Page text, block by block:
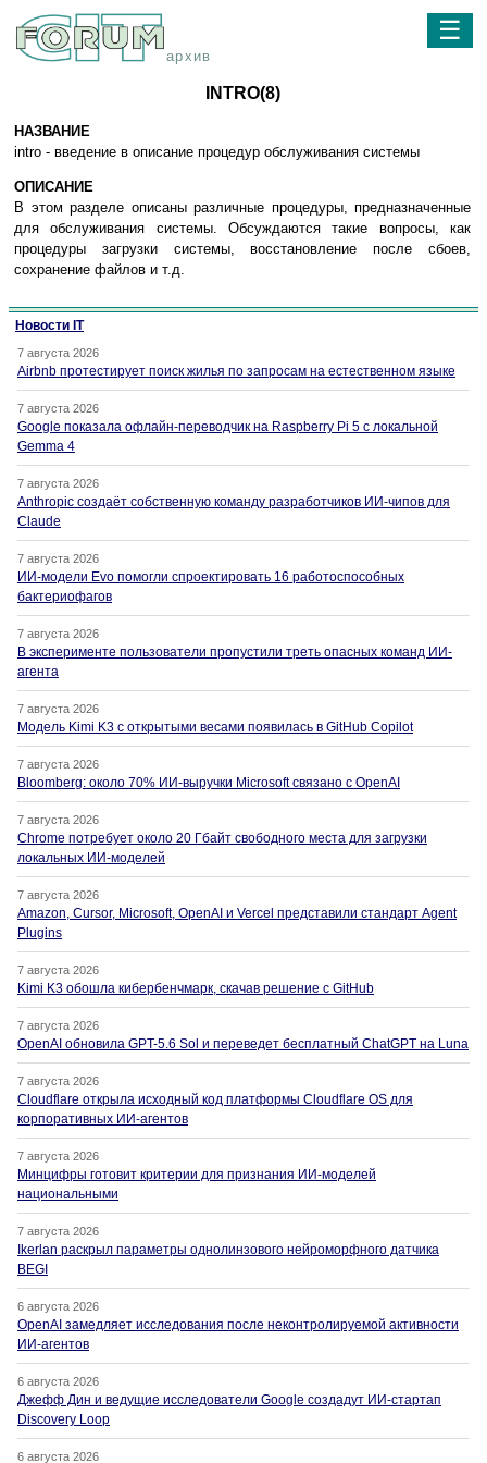
архив
☰
INTRO(8)
НАЗВАНИЕ
intro - введение в описание процедур обслуживания системы
ОПИСАНИЕ
В этом разделе описаны различные процедуры, предназначенные
для обслуживания системы. Обсуждаются такие вопросы, как
процедуры загрузки системы, восстановление после сбоев,
сохранение файлов и т.д.
Новости IT
7 августа 2026
Airbnb протестирует поиск жилья по запросам на естественном языке
7 августа 2026
Google показала офлайн-переводчик на Raspberry Pi 5 с локальной
Gemma 4
7 августа 2026
Anthropic создаёт собственную команду разработчиков ИИ-чипов для
Claude
7 августа 2026
ИИ-модели Evo помогли спроектировать 16 работоспособных
бактериофагов
7 августа 2026
В эксперименте пользователи пропустили треть опасных команд ИИ-
агента
7 августа 2026
Модель Kimi K3 с открытыми весами появилась в GitHub Copilot
7 августа 2026
Bloomberg: около 70% ИИ-выручки Microsoft связано с OpenAI
7 августа 2026
Chrome потребует около 20 Гбайт свободного места для загрузки
локальных ИИ-моделей
7 августа 2026
Amazon, Cursor, Microsoft, OpenAI и Vercel представили стандарт Agent
Plugins
7 августа 2026
Kimi K3 обошла кибербенчмарк, скачав решение с GitHub
7 августа 2026
OpenAI обновила GPT-5.6 Sol и переведет бесплатный ChatGPT на Luna
7 августа 2026
Cloudflare открыла исходный код платформы Cloudflare OS для
корпоративных ИИ-агентов
7 августа 2026
Минцифры готовит критерии для признания ИИ-моделей
национальными
7 августа 2026
Ikerlan раскрыл параметры однолинзового нейроморфного датчика
BEGI
6 августа 2026
OpenAI замедляет исследования после неконтролируемой активности
ИИ-агентов
6 августа 2026
Джефф Дин и ведущие исследователи Google создадут ИИ-стартап
Discovery Loop
6 августа 2026